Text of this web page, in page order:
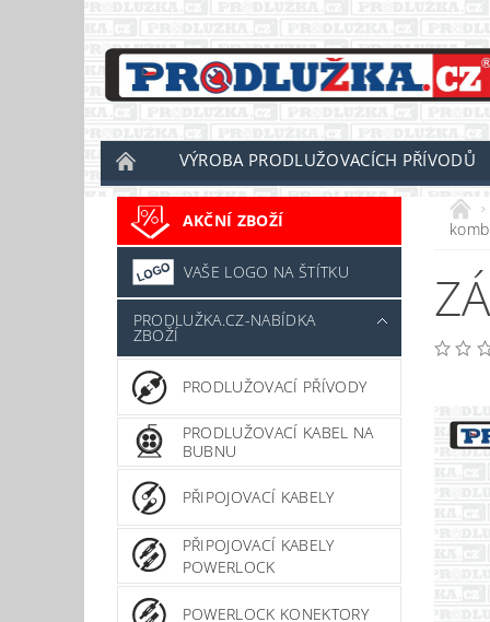
VÝROBA PRODLUŽOVACÍCH PŘÍVODŮ
AKČNÍ ZBOŽÍ
VAŠE LOGO NA ŠTÍTKU
PRODLUŽKA.CZ-NABÍDKA
ZBOŽÍ
PRODLUŽOVACÍ PŘÍVODY
PRODLUŽOVACÍ KABEL NA
BUBNU
PŘIPOJOVACÍ KABELY
PŘIPOJOVACÍ KABELY
POWERLOCK
POWERLOCK KONEKTORY